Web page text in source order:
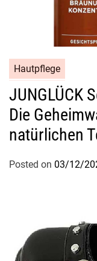
Hautpflege
JUNGLÜCK
Die
natürlichen
Posted on 03/12/